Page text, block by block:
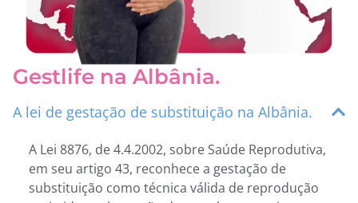
Gestlife na Albânia.
A lei de gestação de substituição na Albânia.
A Lei 8876, de 4.4.2002, sobre Saúde Reprodutiva,
em seu artigo 43, reconhece a gestação de
substituição como técnica válida de reprodução